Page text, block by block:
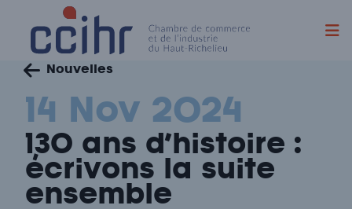
content
Nouvelles
14 Nov 2024
130 ans d’histoire :
écrivons la suite
ensemble